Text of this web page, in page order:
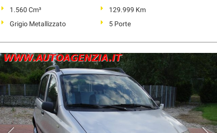
1.560 Cm³
129.999 Km
Grigio Metallizzato
5 Porte